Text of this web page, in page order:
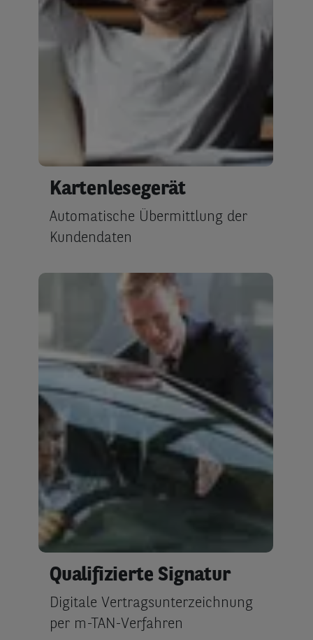
Kartenlesegerät
Automatische Übermittlung der
Kundendaten
Qualifizierte Signatur
Digitale Vertragsunterzeichnung
per m-TAN-Verfahren